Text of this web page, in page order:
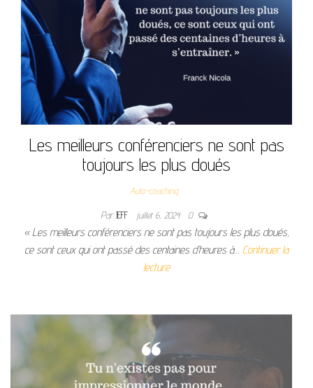
Les meilleurs conférenciers ne sont pas
toujours les plus doués
Auto-coaching
ParJEFF juillet 6, 2024 0
« Les meilleurs conférenciers ne sont pas toujours les plus doués,
ce sont ceux qui ont passé des centaines d’heures à… Continuer la
lecture